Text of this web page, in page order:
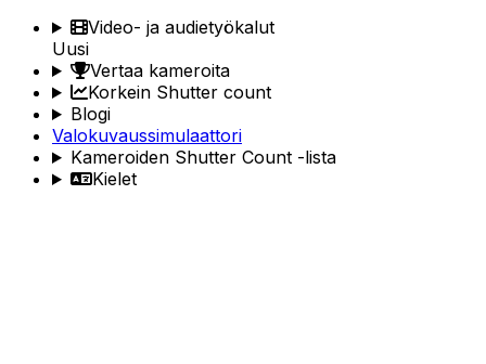
Video- ja audietyökalut
Uusi
Vertaa kameroita
Korkein Shutter count
Blogi
Valokuvaussimulaattori
Kameroiden Shutter Count -lista
Kielet